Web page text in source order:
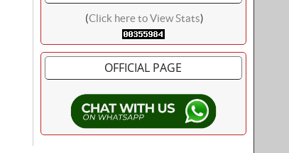
(Click here to View Stats)
OFFICIAL PAGE